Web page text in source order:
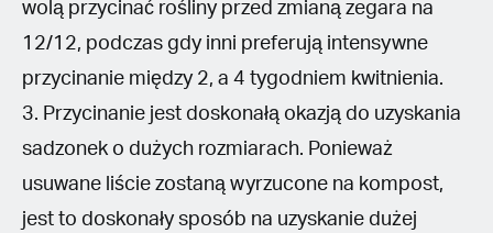
wolą przycinać rośliny przed zmianą zegara na
12/12, podczas gdy inni preferują intensywne
przycinanie między 2, a 4 tygodniem kwitnienia.
3. Przycinanie jest doskonałą okazją do uzyskania
sadzonek o dużych rozmiarach. Ponieważ
usuwane liście zostaną wyrzucone na kompost,
jest to doskonały sposób na uzyskanie dużej